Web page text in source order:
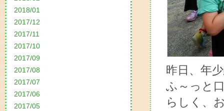
2018/01
2017/12
2017/11
2017/10
2017/09
2017/08
2017/07
2017/06
2017/05
昨日、年
ふ～っと
らしく、